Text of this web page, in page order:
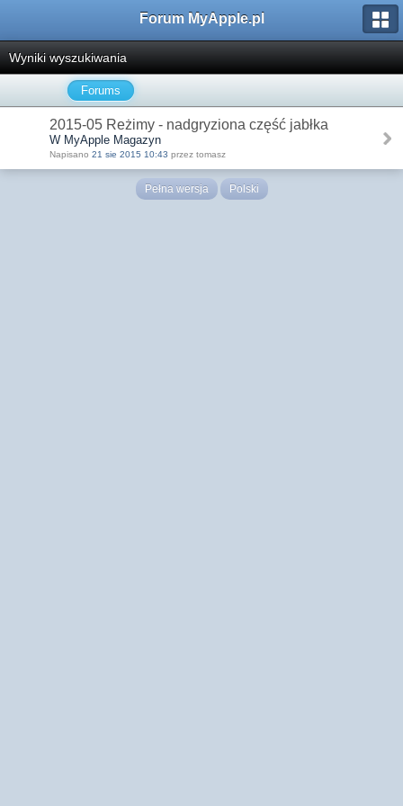
Forum MyApple.pl
Wyniki wyszukiwania
Forums
2015-05 Reżimy - nadgryziona część jabłka
W MyApple Magazyn
Napisano 21 sie 2015 10:43 przez tomasz
Pełna wersja Polski